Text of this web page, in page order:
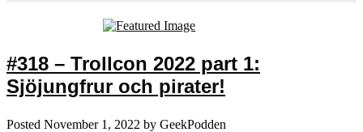
#318 – Trollcon 2022 part 1:
Sjöjungfrur och pirater!
Posted November 1, 2022 by GeekPodden